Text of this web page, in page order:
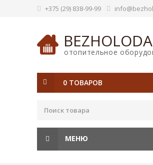
+375 (29) 838-99-99
отопительное
0 ТОВАРОВ
МЕНЮ